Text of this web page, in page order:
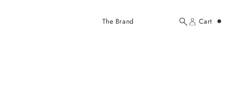
The Brand
Search
Account
Cart